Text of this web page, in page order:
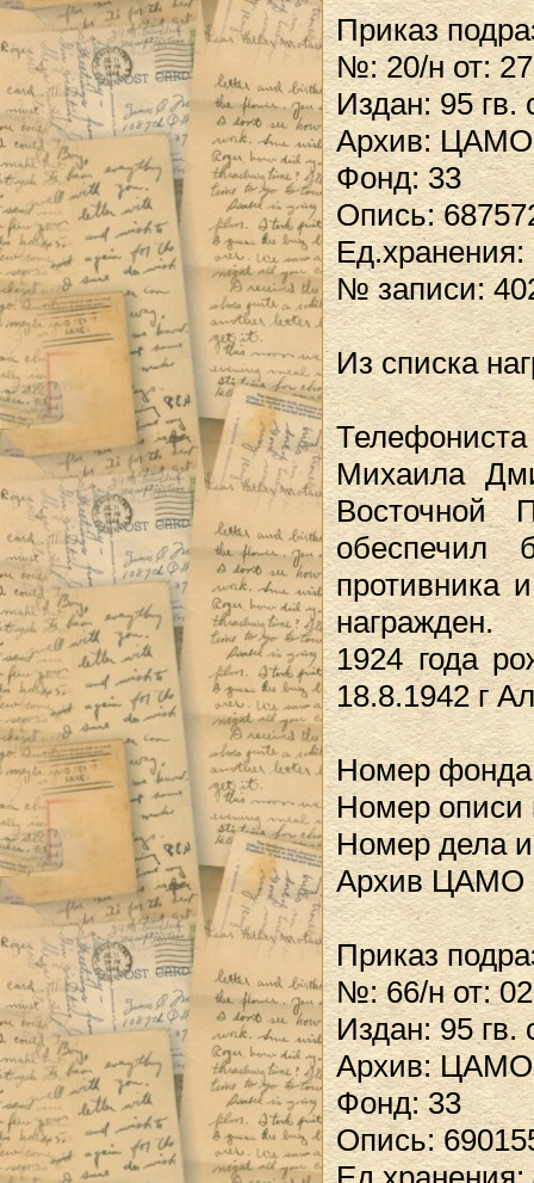
Приказ
№: 20/н от:
Издан: 95 гв.
Архив: ЦАМО
Фонд: 33
Опись:
Ед.хранения:
№ записи:
Из списка
Михаила
Восточной
обеспечил
противника
награжден.
1924 года
18.8.1942 г
Номер
Номер описи
Номер дела
Архив ЦАМО
Приказ
№: 66/н от:
Издан: 95 гв.
Архив: ЦАМО
Фонд: 33
Опись: